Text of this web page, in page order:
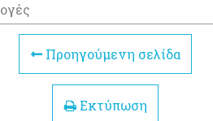
Προηγούμενη σελίδα
Εκτύπωση